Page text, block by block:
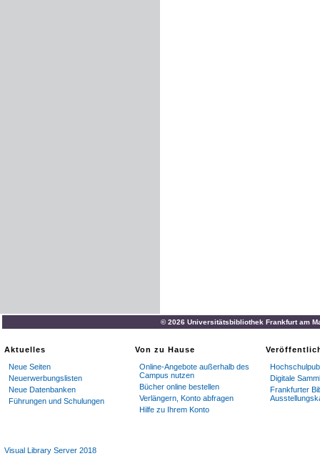
© 2026 Universitätsbibliothek Frankfurt am
Aktuelles
Neue Seiten
Neuerwerbungslisten
Neue Datenbanken
Führungen und Schulungen
Von zu Hause
Online-Angebote außerhalb des
Campus nutzen
Bücher online bestellen
Verlängern, Konto abfragen
Hilfe zu Ihrem Konto
Digitale
Frankfurter
Visual Library Server 2018